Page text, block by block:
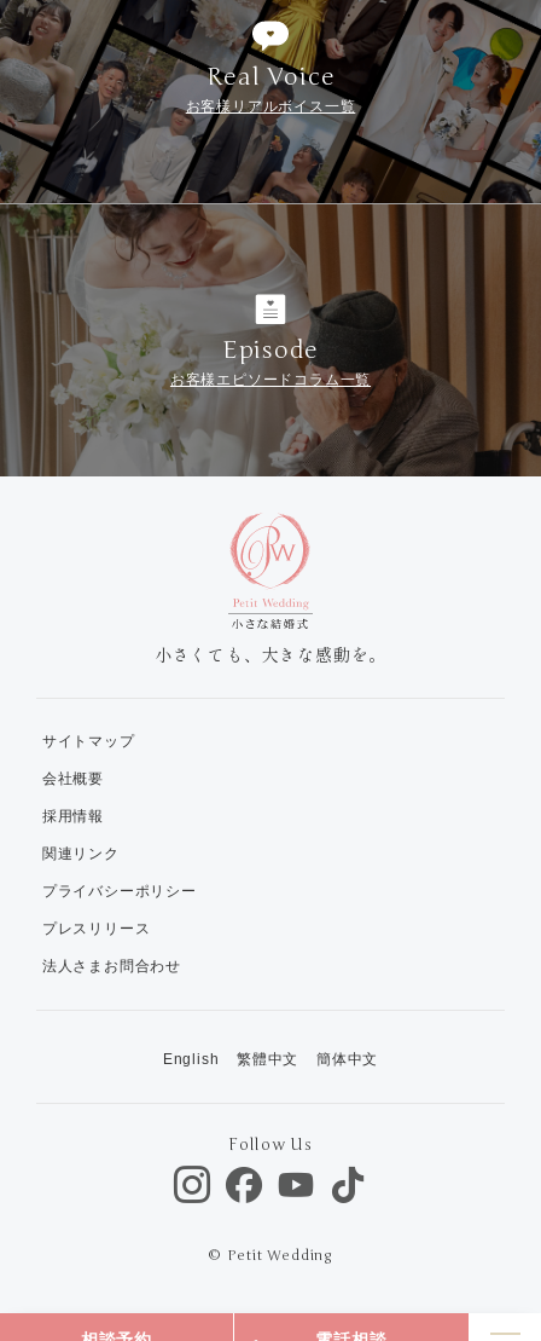
Real Voice
お客様リアルボイス一覧
Episode
お客様エピソードコラム一覧
小さくても、大きな感動を。
サイトマップ
会社概要
採用情報
関連リンク
プライバシーポリシー
プレスリリース
法人さまお問合わせ
English 繁體中文 簡体中文
Follow Us
© Petit Wedding